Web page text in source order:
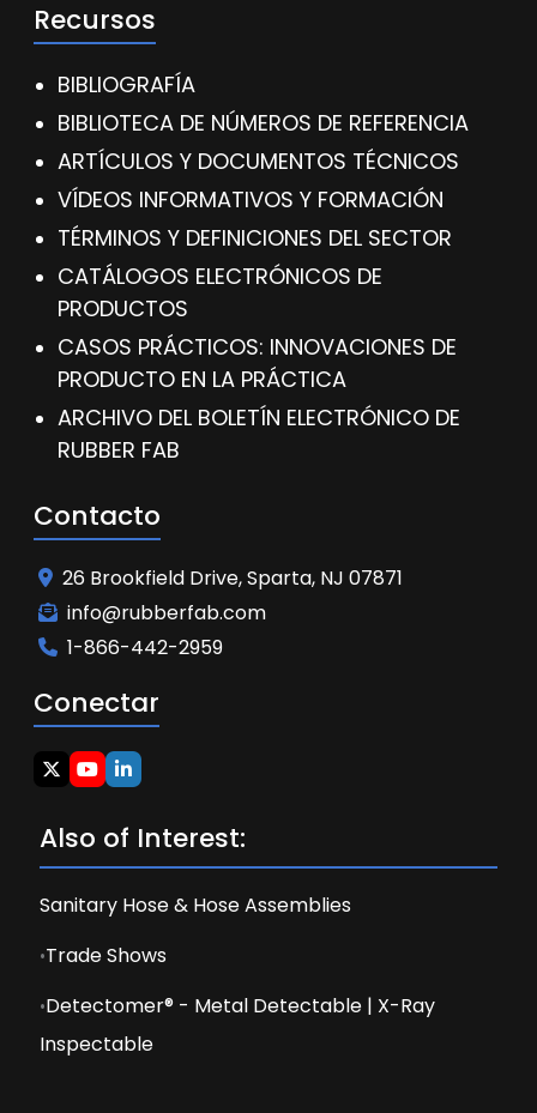
Recursos
BIBLIOGRAFÍA
BIBLIOTECA DE NÚMEROS DE REFERENCIA
ARTÍCULOS Y DOCUMENTOS TÉCNICOS
VÍDEOS INFORMATIVOS Y FORMACIÓN
TÉRMINOS Y DEFINICIONES DEL SECTOR
CATÁLOGOS ELECTRÓNICOS DE
PRODUCTOS
CASOS PRÁCTICOS: INNOVACIONES DE
PRODUCTO EN LA PRÁCTICA
ARCHIVO DEL BOLETÍN ELECTRÓNICO DE
RUBBER FAB
Contacto
26 Brookfield Drive, Sparta, NJ 07871
info@rubberfab.com
1-866-442-2959
Conectar
Also of Interest:
Sanitary Hose & Hose Assemblies
Trade Shows
Detectomer® - Metal Detectable | X-Ray
Inspectable